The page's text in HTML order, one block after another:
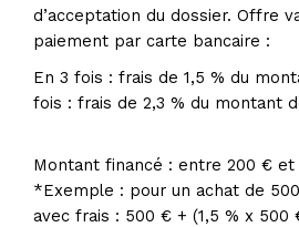
d’acceptation du dossier. Offre
paiement par carte bancaire :
En 3 fois : frais de 1,5 % du
fois : frais de 2,3 % du montant
Montant financé : entre 200 € et
*Exemple : pour un achat de
avec frais : 500 € + (1,5 % x 500